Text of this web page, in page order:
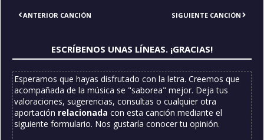
ANTERIOR CANCIÓN SIGUIENTE CANCIÓN
ESCRÍBENOS UNAS LÍNEAS. ¡GRACIAS!
Esperamos que hayas disfrutado con la letra. Creemos que
acompañada de la música se "saborea" mejor. Deja tus
valoraciones, sugerencias, consultas o cualquier otra
aportación relacionada con esta canción mediante el
siguiente formulario. Nos gustaría conocer tu opinión.